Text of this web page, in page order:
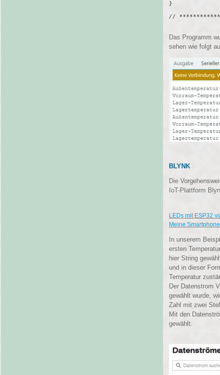
}
//
Das Programm
sehen wie folgt
BLYNK
Die
IoT-Plattform
LEDs mit ESP32
Meine
In unserem
ersten
hier String
und in dieser
Temperatur
Der Datenstrom
gewählt wurde,
Zahl mit zwei
Mit den
gewählt.